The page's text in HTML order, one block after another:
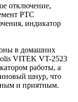
отключение,
РТС
индикатор
в домашних
VITEK VT-2523
работы, а
шнур, что
и приятным.